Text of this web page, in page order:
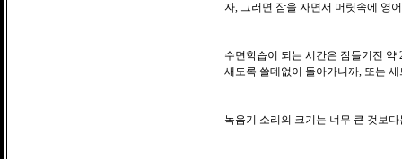
자, 그러면 잠을 자면서 머릿속에 영
수면학습이 되는 시간은 잠들기전 약
새도록 쓸데없이 돌아가니까, 또는
녹음기 소리의 크기는 너무 큰 것보